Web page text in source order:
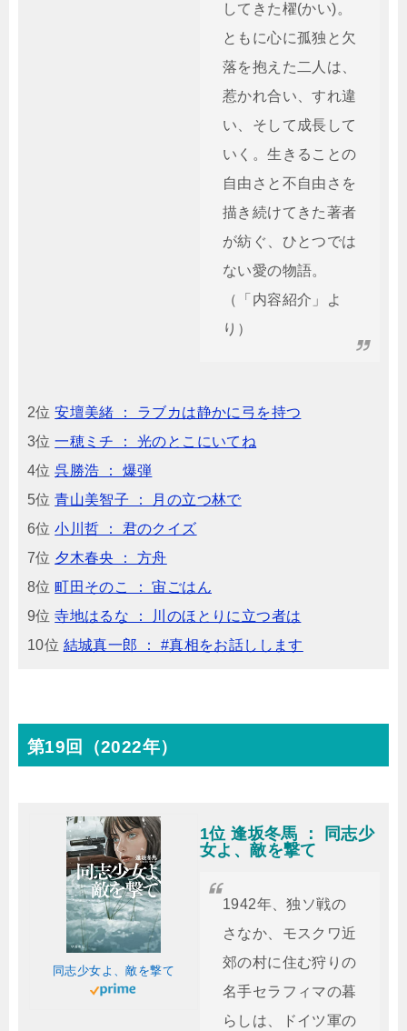
してきた櫂(かい)。
ともに心に孤独と欠
落を抱えた二人は、
惹かれ合い、すれ違
い、そして成長して
いく。生きることの
自由さと不自由さを
描き続けてきた著者
が紡ぐ、ひとつでは
ない愛の物語。
（「内容紹介」よ
り）
2位安壇美緒 ： ラブカは静かに弓を持つ
3位一穂ミチ ： 光のとこにいてね
4位呉勝浩 ： 爆弾
5位青山美智子 ： 月の立つ林で
6位小川哲 ： 君のクイズ
7位 夕木春央 ： 方舟
8位町田そのこ ： 宙ごはん
9位寺地はるな ： 川のほとりに立つ者は
10位 結城真一郎 ： #真相をお話しします
第19回（2022年）
同志少女よ、敵を撃て
1位 逢坂冬馬 ： 同志少
女よ、敵を撃て
1942年、独ソ戦の
さなか、モスクワ近
郊の村に住む狩りの
名手セラフィマの暮
らしは、ドイツ軍の